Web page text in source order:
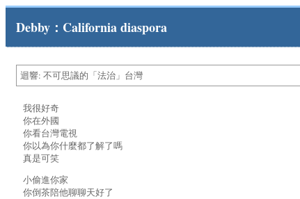
Debby：California diaspora
迴響: 不可思議的「法治」台灣
我很好奇
你在外國
你看台灣電視
你以為你什麼都了解了嗎
真是可笑
小偷進你家
你倒茶陪他聊聊天好了